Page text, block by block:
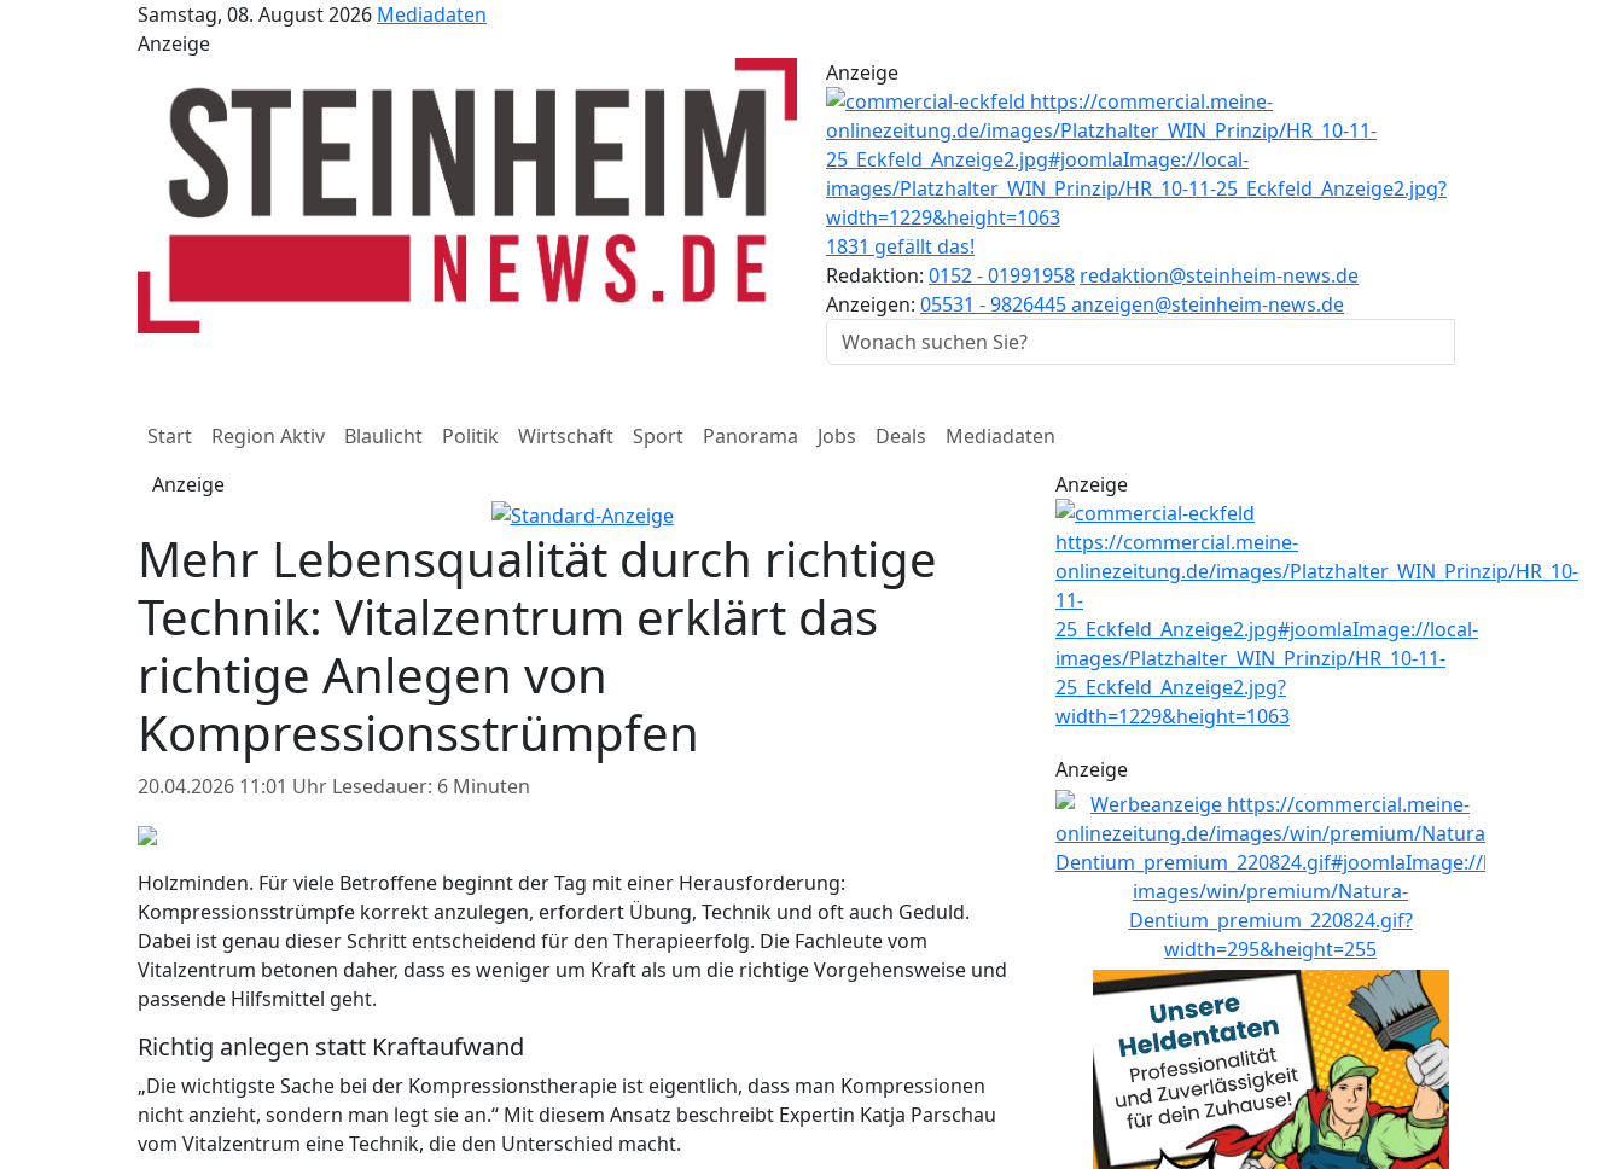
Samstag, 08. August 2026 Mediadaten
Anzeige
Anzeige
1831 gefällt das!
Redaktion: 0152 - 01991958 redaktion@steinheim-news.de
Anzeigen: 05531 - 9826445anzeigen@steinheim-news.de
Start Region Aktiv Blaulicht Politik Wirtschaft Sport Panorama Jobs Deals
Mediadaten
Anzeige
Mehr Lebensqualität durch richtige
Technik: Vitalzentrum erklärt das
richtige Anlegen von
Kompressionsstrümpfen
20.04.2026 11:01 Uhr Lesedauer: 6 Minuten
Holzminden. Für viele Betroffene beginnt der Tag mit einer Herausforderung:
Kompressionsstrümpfe korrekt anzulegen, erfordert Übung, Technik und oft auch Geduld.
Dabei ist genau dieser Schritt entscheidend für den Therapieerfolg. Die Fachleute vom
Vitalzentrum betonen daher, dass es weniger um Kraft als um die richtige Vorgehensweise und
passende Hilfsmittel geht.
Richtig anlegen statt Kraftaufwand
„Die wichtigste Sache bei der Kompressionstherapie ist eigentlich, dass man Kompressionen
nicht anzieht, sondern man legt sie an.“ Mit diesem Ansatz beschreibt Expertin Katja Parschau
vom Vitalzentrum eine Technik, die den Unterschied macht.
Anzeige
Anzeige